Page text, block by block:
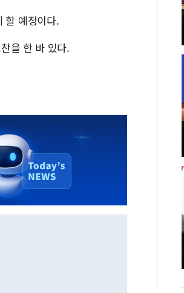
할 예정이다.
을 한 바 있다.